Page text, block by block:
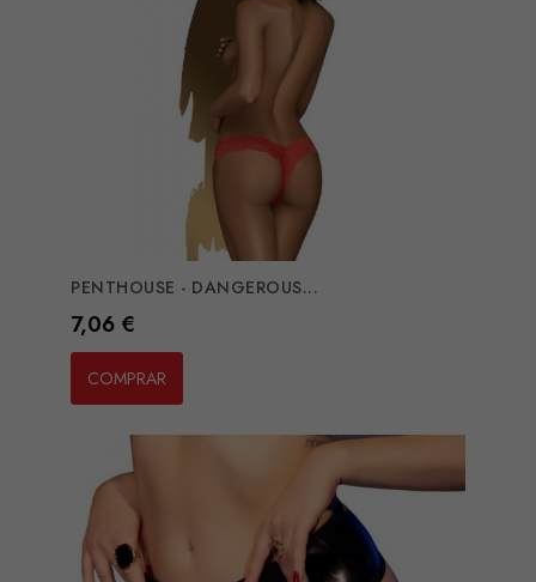
PENTHOUSE - DANGEROUS...
Preço
7,06 €
COMPRAR